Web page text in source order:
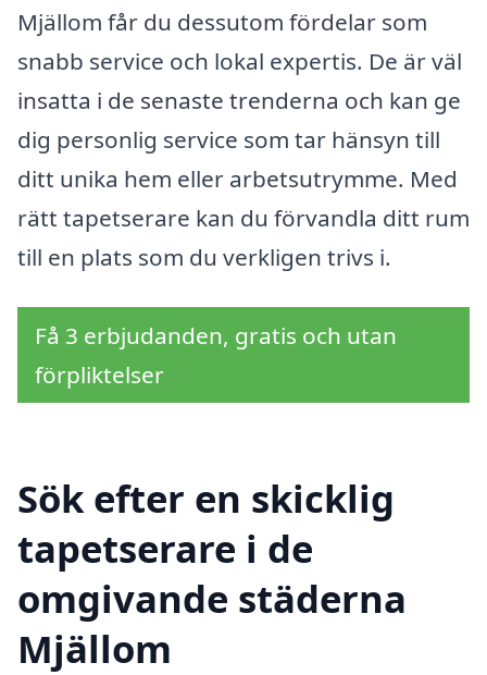
Mjällom får du dessutom fördelar som
snabb service och lokal expertis. De är väl
insatta i de senaste trenderna och kan ge
dig personlig service som tar hänsyn till
ditt unika hem eller arbetsutrymme. Med
rätt tapetserare kan du förvandla ditt rum
till en plats som du verkligen trivs i.
Få 3 erbjudanden, gratis och utan
förpliktelser
Sök efter en skicklig
tapetserare i de
omgivande städerna
Mjällom